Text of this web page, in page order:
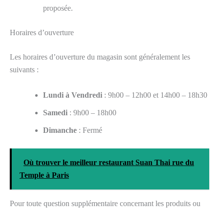
proposée.
Horaires d’ouverture
Les horaires d’ouverture du magasin sont généralement les
suivants :
Lundi à Vendredi : 9h00 – 12h00 et 14h00 – 18h30
Samedi : 9h00 – 18h00
Dimanche : Fermé
Où trouver le meilleur restaurant Suan Thai rue du
Temple à Paris
Pour toute question supplémentaire concernant les produits ou